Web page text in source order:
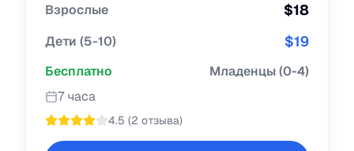
Взрослые $18
Дети (5-10) $19
Бесплатно Младенцы(0-4)
7 часа
4.5 (2 отзыва)